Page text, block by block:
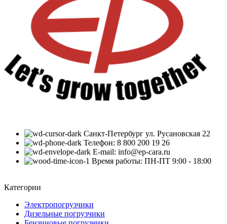
Санкт-Петербург ул. Русановская 22
Телефон: 8 800 200 19 26
E-mail: info@ep-cara.ru
Время работы: ПН-ПТ 9:00 - 18:00
Категории
Электропогрузчики
Дизельные погрузчики